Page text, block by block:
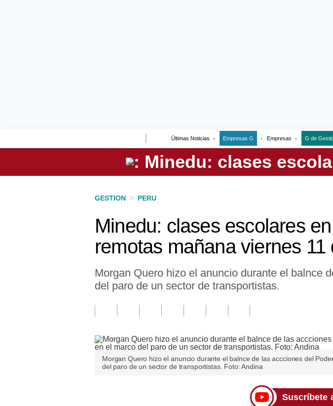
Últimas Noticias Empresas G Empresas G de
Perú
GESTION > PERU
Minedu: clases escolares
remotas mañana viernes 11
Morgan Quero hizo el anuncio durante el balnce
del paro de un sector de transportistas.
Morgan Quero hizo el anuncio durante el balnce de las accciones del
del paro de un sector de transportistas. Foto: Andina
Suscríbete